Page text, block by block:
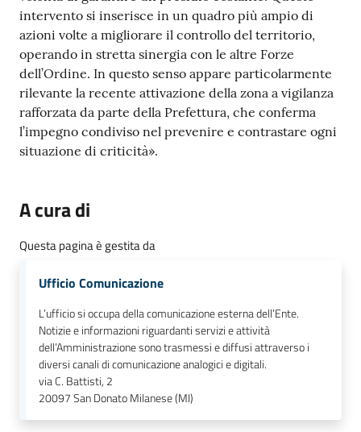
intervento si inserisce in un quadro più ampio di
azioni volte a migliorare il controllo del territorio,
operando in stretta sinergia con le altre Forze
dell’Ordine. In questo senso appare particolarmente
rilevante la recente attivazione della zona a vigilanza
rafforzata da parte della Prefettura, che conferma
l’impegno condiviso nel prevenire e contrastare ogni
situazione di criticità».
A cura di
Questa pagina è gestita da
Ufficio Comunicazione
L’ufficio si occupa della comunicazione esterna dell’Ente.
Notizie e informazioni riguardanti servizi e attività
dell’Amministrazione sono trasmessi e diffusi attraverso i
diversi canali di comunicazione analogici e digitali.
via C. Battisti, 2
20097San Donato Milanese (MI)